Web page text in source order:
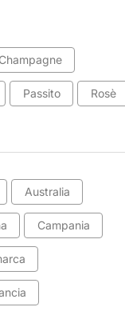
Champagne
Passito Rosè
Australia
Campania